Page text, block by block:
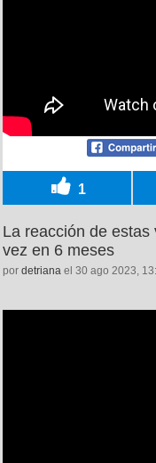
1
La reacción de
vez en 6 meses
por detriana el 30 ago 2023,